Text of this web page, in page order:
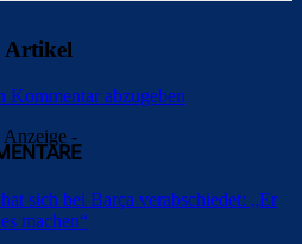
Artikel
Kommentar abzugeben